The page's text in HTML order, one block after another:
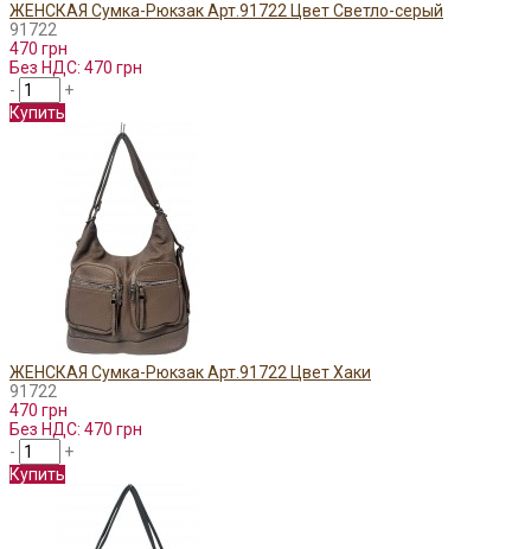
ЖЕНСКАЯ Сумка-Рюкзак Арт.91722 Цвет Светло-серый
91722
470 грн
Без НДС: 470 грн
-
+
Купить
ЖЕНСКАЯ Сумка-Рюкзак Арт.91722 Цвет Хаки
91722
470 грн
Без НДС: 470 грн
-
+
Купить